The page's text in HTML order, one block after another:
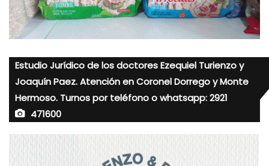
Estudio Jurídico de los doctores Ezequiel Turienzo y
Joaquín Paez. Atención en Coronel Dorrego y Monte
Hermoso. Turnos por teléfono o whatsapp: 2921
471600